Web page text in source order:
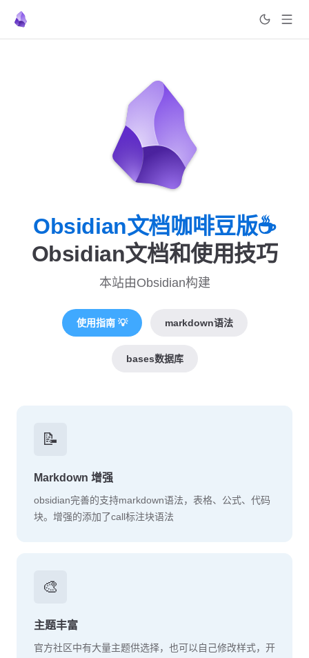
Skip to content
Obsidian文档咖啡豆版☕️
Obsidian文档和使用技巧
本站由Obsidian构建
使用指南 💡 markdown语法
bases数据库
📝
Markdown 增强
obsidian完善的支持markdown语法，表格、公式、代码
块。增强的添加了call标注块语法
🎨
主题丰富
官方社区中有大量主题供选择，也可以自己修改样式，开